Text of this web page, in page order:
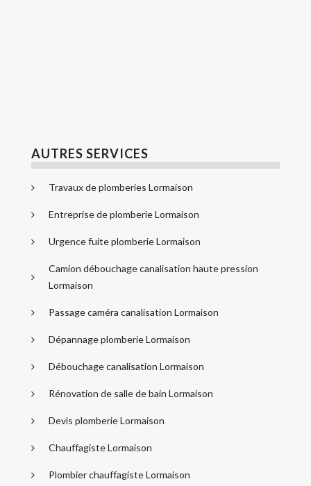
AUTRES SERVICES
Travaux de plomberies Lormaison
Entreprise de plomberie Lormaison
Urgence fuite plomberie Lormaison
Camion débouchage canalisation haute pression
Lormaison
Passage caméra canalisation Lormaison
Dépannage plomberie Lormaison
Débouchage canalisation Lormaison
Rénovation de salle de bain Lormaison
Devis plomberie Lormaison
Chauffagiste Lormaison
Plombier chauffagiste Lormaison